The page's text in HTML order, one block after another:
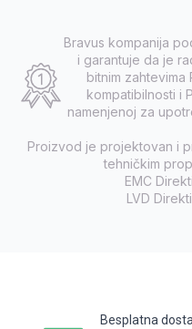
Bravus kompanija
i garantuje da je
bitnim
kompatibilnosti i
namenjenoj za
Proizvod je projektovan i
tehničkim
EMC
LVD
Besplatna